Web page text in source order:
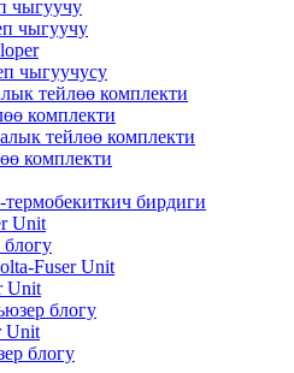
чыгуучу
чыгуучу
чыгуучусу
тейлөө комплекти
комплекти
тейлөө комплекти
комплекти
термобекиткич бирдиги
Unit
Fuser Unit
Unit
блогу
Unit
блогу